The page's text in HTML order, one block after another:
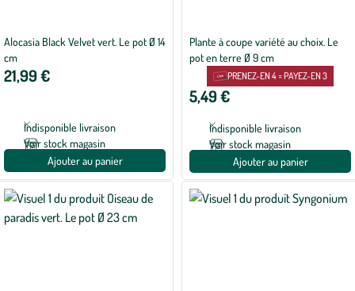
Alocasia Black Velvet vert. Le pot Ø 14
cm
21,99 €
Indisponible livraison
Voir stock magasin
Ajouter au panier
Plante à coupe variété au choix. Le
pot en terre Ø 9 cm
PRENEZ-EN 4 = PAYEZ-EN 3
5,49 €
Indisponible livraison
Voir stock magasin
Ajouter au panier